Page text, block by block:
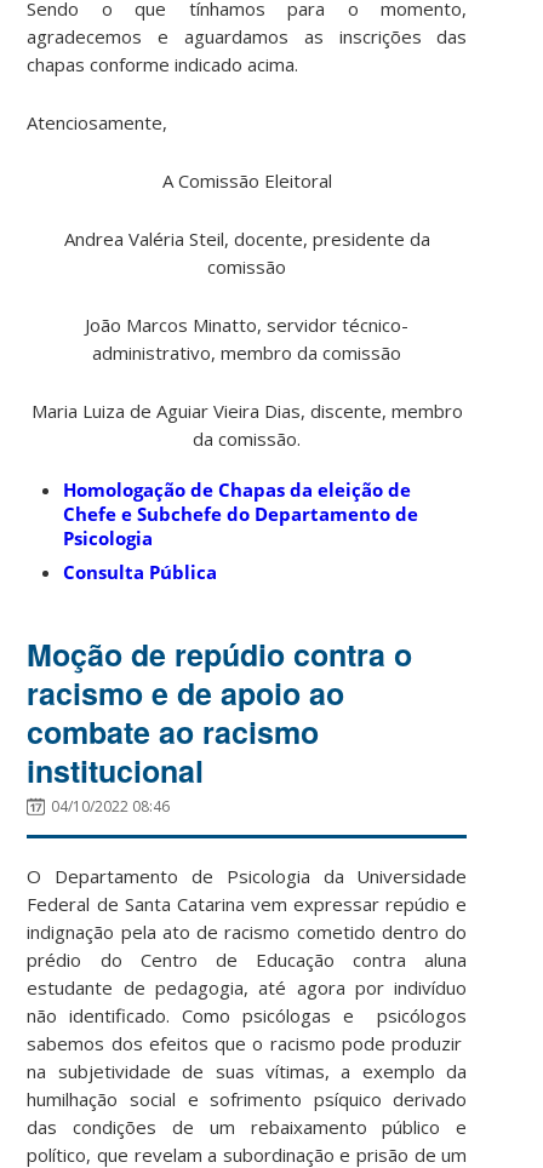
Sendo o que tínhamos para o momento,
agradecemos e aguardamos as inscrições das
chapas conforme indicado acima.
Atenciosamente,
A Comissão Eleitoral
Andrea Valéria Steil, docente, presidente da
comissão
João Marcos Minatto, servidor técnico-
administrativo, membro da comissão
Maria Luiza de Aguiar Vieira Dias, discente, membro
da comissão.
Homologação de Chapas da eleição de
Chefe e Subchefe do Departamento de
Psicologia
Consulta Pública
Moção de repúdio contra o
racismo e de apoio ao
combate ao racismo
institucional
04/10/2022 08:46
O Departamento de Psicologia da Universidade
Federal de Santa Catarina vem expressar repúdio e
indignação pela ato de racismo cometido dentro do
prédio do Centro de Educação contra aluna
estudante de pedagogia, até agora por indivíduo
não identificado. Como psicólogas e psicólogos
sabemos dos efeitos que o racismo pode produzir
na subjetividade de suas vítimas, a exemplo da
humilhação social e sofrimento psíquico derivado
das condições de um rebaixamento público e
político, que revelam a subordinação e prisão de um